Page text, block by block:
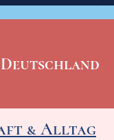
& Alltag